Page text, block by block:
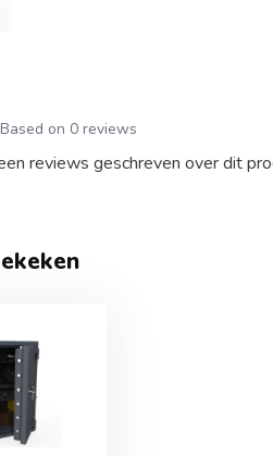
Based on 0 reviews
reviews geschreven over dit